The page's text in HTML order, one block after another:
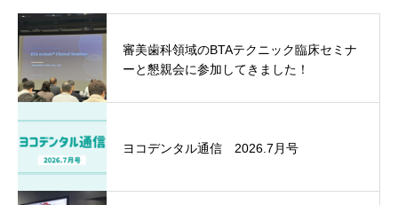
審美歯科領域のBTAテクニック臨床セミナ
ーと懇親会に参加してきました！
ヨコデンタル通信 2026.7月号